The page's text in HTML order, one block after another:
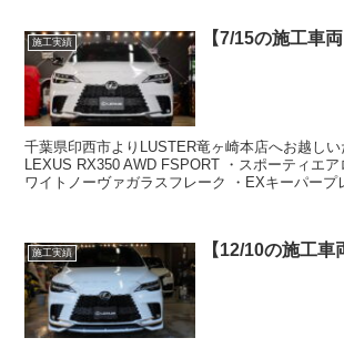
施工実績 【7/15の施工車両
千葉県印西市よりLUSTER竜ヶ崎本店へお越しい
LEXUS RX350 AWD FSPORT ・スポーティエ
ワイトノーヴァガラスフレーク ・EXキーパープ
施工実績 【12/10の施工車